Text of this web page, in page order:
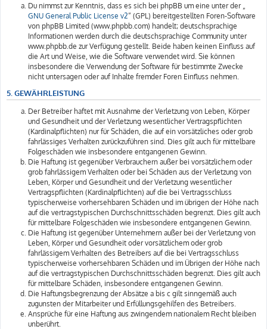
Du nimmst zur Kenntnis, dass es sich bei phpBB um eine unter der „
GNU General Public License v2“ (GPL) bereitgestellten Foren-Software
von phpBB Limited (www.phpbb.com) handelt; deutschsprachige
Informationen werden durch die deutschsprachige Community unter
www.phpbb.de zur Verfügung gestellt. Beide haben keinen Einfluss auf
die Art und Weise, wie die Software verwendet wird. Sie können
insbesondere die Verwendung der Software für bestimmte Zwecke
nicht untersagen oder auf Inhalte fremder Foren Einfluss nehmen.
5. GEWÄHRLEISTUNG
Der Betreiber haftet mit Ausnahme der Verletzung von Leben, Körper
und Gesundheit und der Verletzung wesentlicher Vertragspflichten
(Kardinalpflichten) nur für Schäden, die auf ein vorsätzliches oder grob
fahrlässiges Verhalten zurückzuführen sind. Dies gilt auch für mittelbare
Folgeschäden wie insbesondere entgangenen Gewinn.
Die Haftung ist gegenüber Verbrauchern außer bei vorsätzlichem oder
grob fahrlässigem Verhalten oder bei Schäden aus der Verletzung von
Leben, Körper und Gesundheit und der Verletzung wesentlicher
Vertragspflichten (Kardinalpflichten) auf die bei Vertragsschluss
typischerweise vorhersehbaren Schäden und im übrigen der Höhe nach
auf die vertragstypischen Durchschnittsschäden begrenzt. Dies gilt auch
für mittelbare Folgeschäden wie insbesondere entgangenen Gewinn.
Die Haftung ist gegenüber Unternehmern außer bei der Verletzung von
Leben, Körper und Gesundheit oder vorsätzlichem oder grob
fahrlässigem Verhalten des Betreibers auf die bei Vertragsschluss
typischerweise vorhersehbaren Schäden und im Übrigen der Höhe nach
auf die vertragstypischen Durchschnittsschäden begrenzt. Dies gilt auch
für mittelbare Schäden, insbesondere entgangenen Gewinn.
Die Haftungsbegrenzung der Absätze a bis c gilt sinngemäß auch
zugunsten der Mitarbeiter und Erfüllungsgehilfen des Betreibers.
Ansprüche für eine Haftung aus zwingendem nationalem Recht bleiben
unberührt.